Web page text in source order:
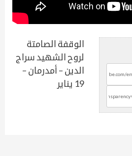
الوقفة الصامتة
لروح الشهيد سراج
الدين – أمدرمان –
19 يناير